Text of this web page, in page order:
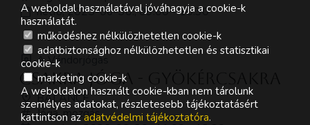
hétfő, 2025-06-30., 09:00 - 10:30
A Vándorjógás
Csakra jóga - Gyökércsakra
BALANCE
Jóga, mozgás
A weboldal használatával jóváhagyja a cookie-k
használatát.
működéshez nélkülözhetetlen cookie-k
adatbiztonsághoz nélkülözhetetlen és statisztikai
cookie-k
marketing cookie-k
A weboldalon használt cookie-kban nem tárolunk
személyes adatokat, részletesebb tájékoztatásért
kattintson az adatvédelmi tájékoztatóra.